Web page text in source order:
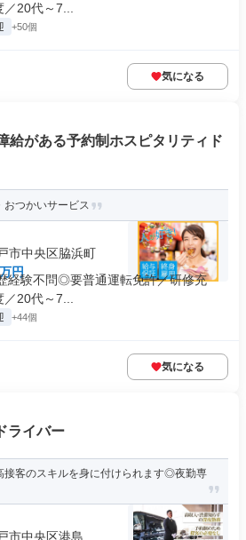
20代～7...
+50個
気になる
給がある予約制ホスピタリティド
おつかいサービス
市中央区脇浜町
円
経験不問◎要普通運転免許／研修充
20代～7...
+44個
気になる
ライバー
接客のスキルを身に付けられます◎夜勤専
市中央区港島